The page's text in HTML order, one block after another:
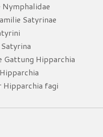
Satyrinae
Gattung Hipparchia
fagi